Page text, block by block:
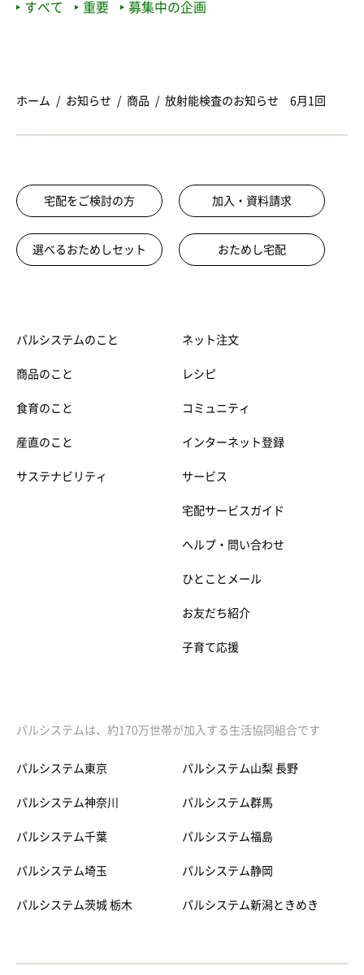
すべて 重要 募集中の企画
ホーム お知らせ 商品 放射能検査のお知らせ 6月1回
宅配をご検討の方 加入・資料請求
選べるおためしセット おためし宅配
パルシステムのこと
商品のこと
食育のこと
産直のこと
サステナビリティ
ネット注文
レシピ
コミュニティ
インターネット登録
サービス
宅配サービスガイド
ヘルプ・問い合わせ
ひとことメール
お友だち紹介
子育て応援
パルシステムは、約170万世帯が加入する生活協同組合です
パルシステム東京
パルシステム神奈川
パルシステム千葉
パルシステム埼玉
パルシステム茨城 栃木
パルシステム山梨 長野
パルシステム群馬
パルシステム福島
パルシステム静岡
パルシステム新潟ときめき